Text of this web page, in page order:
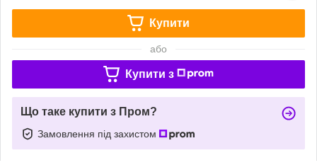
Купити
або
Купити з
Що таке купити з Пром?
Замовлення під захистом